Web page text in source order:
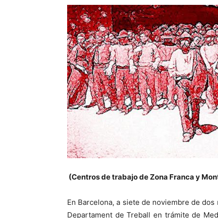
(Centros de trabajo de Zona Franca y
En Barcelona, a siete de noviembre de
Departament de Treball en trámite de